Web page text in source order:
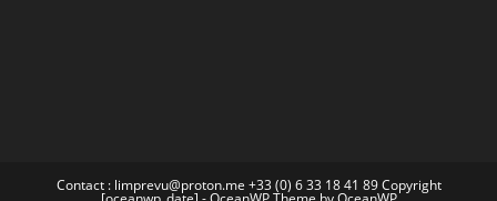
Contact : limprevu@proton.me +33 (0) 6 33 18 41 89 Copyright